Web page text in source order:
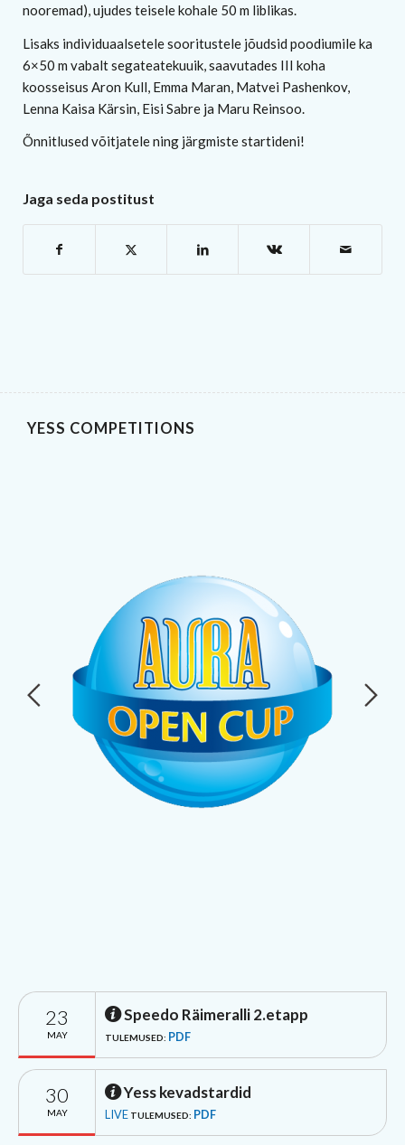
nooremad), ujudes teisele kohale 50 m liblikas.
Lisaks individuaalsetele sooritustele jõudsid poodiumile ka
6×50 m vabalt segateatekuuik, saavutades III koha
koosseisus Aron Kull, Emma Maran, Matvei Pashenkov,
Lenna Kaisa Kärsin, Eisi Sabre ja Maru Reinsoo.
Õnnitlused võitjatele ning järgmiste startideni!
Jaga seda postitust
YESS COMPETITIONS
23
MAY
Speedo Räimeralli 2.etapp
TULEMUSED: PDF
30
MAY
Yess kevadstardid
LIVE TULEMUSED: PDF